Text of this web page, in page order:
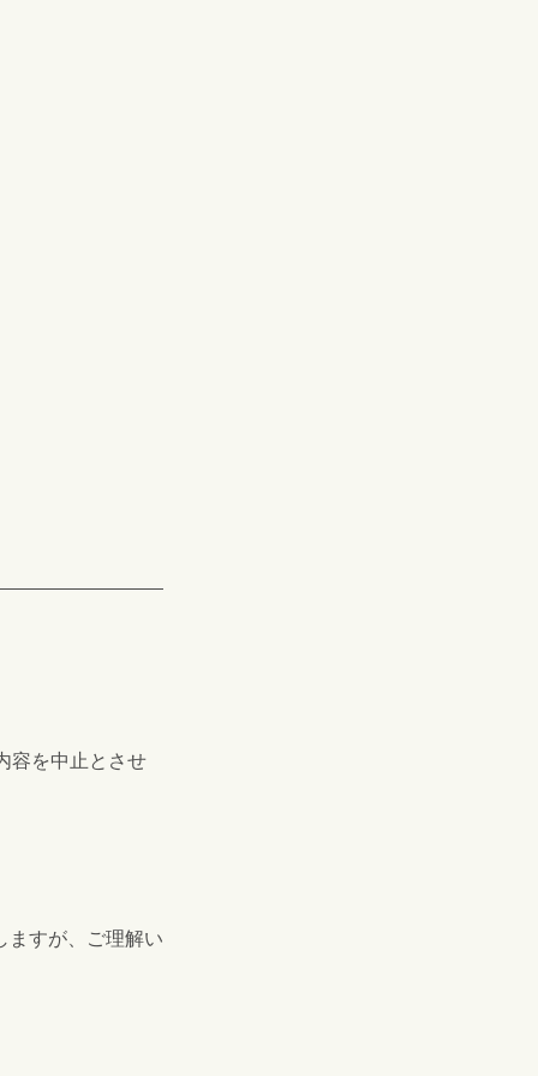
容を中止とさせ
ますが、ご理解い